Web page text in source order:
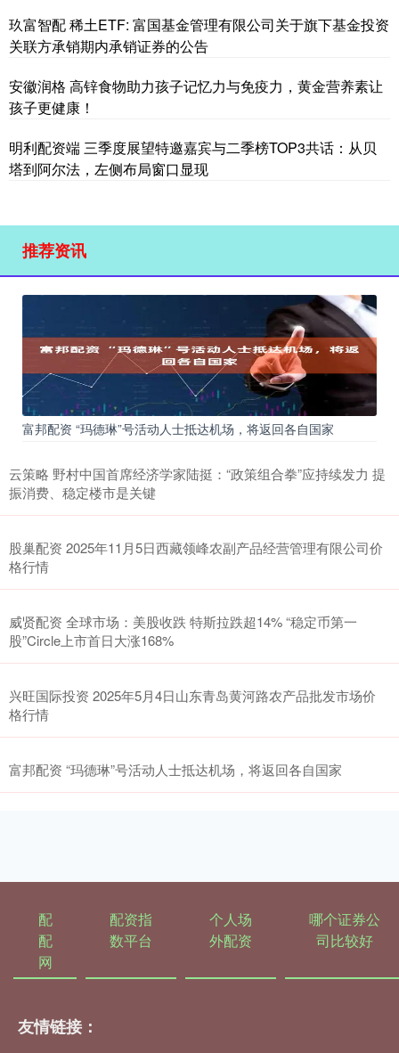
玖富智配 稀土ETF: 富国基金管理有限公司关于旗下基金投资
关联方承销期内承销证券的公告
安徽润格 高锌食物助力孩子记忆力与免疫力，黄金营养素让
孩子更健康！
明利配资端 三季度展望特邀嘉宾与二季榜TOP3共话：从贝
塔到阿尔法，左侧布局窗口显现
推荐资讯
富邦配资 “玛德琳”号活动人士抵达机场，将返回各自国家
云策略 野村中国首席经济学家陆挺：“政策组合拳”应持续发力 提
振消费、稳定楼市是关键
股巢配资 2025年11月5日西藏领峰农副产品经营管理有限公司价
格行情
威贤配资 全球市场：美股收跌 特斯拉跌超14% “稳定币第一
股”Circle上市首日大涨168%
兴旺国际投资 2025年5月4日山东青岛黄河路农产品批发市场价
格行情
富邦配资 “玛德琳”号活动人士抵达机场，将返回各自国家
配
配
网
配资指
数平台
个人场
外配资
哪个证券公
司比较好
友情链接：